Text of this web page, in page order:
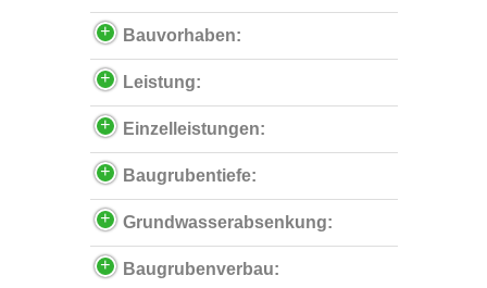
Bauvorhaben:
Leistung:
Einzelleistungen:
Baugrubentiefe:
Grundwasserabsenkung:
Baugrubenverbau: